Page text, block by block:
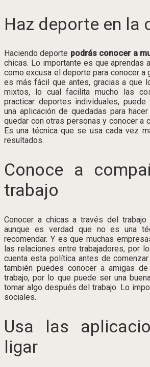
Haz deporte en la
Haciendo deporte podrás conocer a
chicas. Lo importante es que aprendas
como excusa el deporte para conocer a
es más fácil que antes, gracias a que
mixtos, lo cual facilita mucho las
practicar deportes individuales,
una aplicación de quedadas para
quedar con otras personas y conocer a
Es una técnica que se usa cada vez
resultados.
Conoce a
trabajo
Conocer a chicas a través del
aunque es verdad que no es una
recomendar. Y es que muchas
las relaciones entre trabajadores, por
cuenta esta política antes de
también puedes conocer a amigas
trabajo, por lo que puede ser una
tomar algo después del trabajo. Lo
sociales.
Usa las
ligar